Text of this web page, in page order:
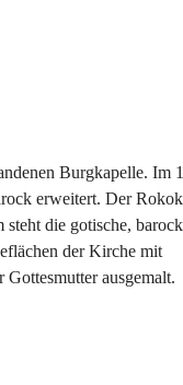
Burgkapelle. Im
erweitert. Der
steht die gotische, barock
der Kirche mit
ausgemalt.